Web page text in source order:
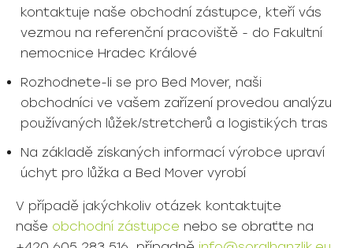
kontaktuje naše obchodní zástupce, kteří vás
vezmou na referenční pracoviště - do Fakultní
nemocnice Hradec Králové
Rozhodnete-li se pro Bed Mover, naši
obchodníci ve vašem zařízení provedou analýzu
používaných lůžek/stretcherů a logistikých tras
Na základě získaných informací výrobce upraví
úchyt pro lůžka a Bed Mover vyrobí
V případě jakýchkoliv otázek kontaktujte
naše obchodní zástupce nebo se obraťte na